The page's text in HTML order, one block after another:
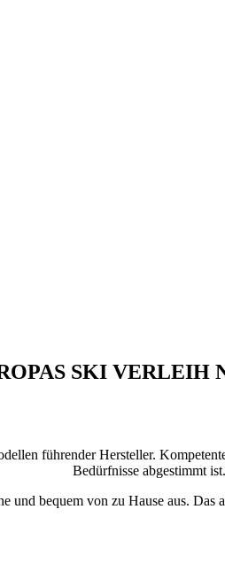
SKI VERLEIH
führender Hersteller.
Bedürfnisse abgestimmt ist.
und bequem von zu Hause aus.